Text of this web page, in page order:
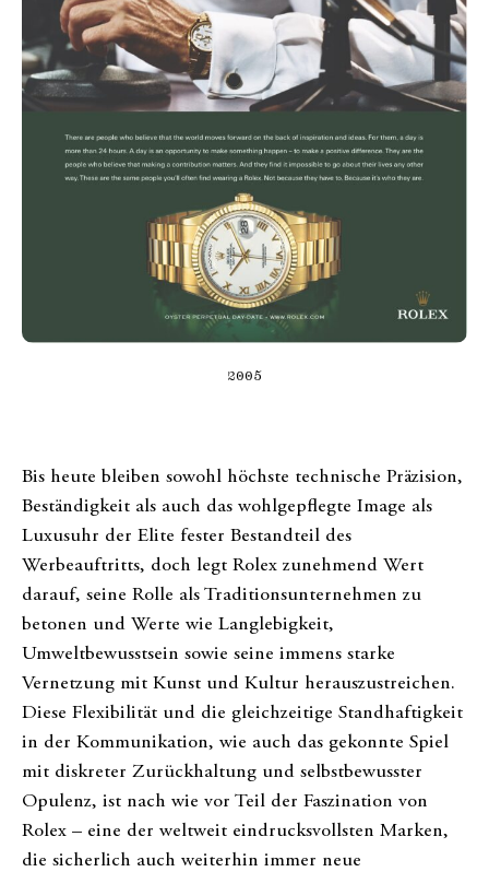
2005
Bis heute bleiben sowohl höchste technische Präzision,
Beständigkeit als auch das wohlgepflegte Image als
Luxusuhr der Elite fester Bestandteil des
Werbeauftritts, doch legt Rolex zunehmend Wert
darauf, seine Rolle als Traditionsunternehmen zu
betonen und Werte wie Langlebigkeit,
Umweltbewusstsein sowie seine immens starke
Vernetzung mit Kunst und Kultur herauszustreichen.
Diese Flexibilität und die gleichzeitige Standhaftigkeit
in der Kommunikation, wie auch das gekonnte Spiel
mit diskreter Zurückhaltung und selbstbewusster
Opulenz, ist nach wie vor Teil der Faszination von
Rolex – eine der weltweit eindrucksvollsten Marken,
die sicherlich auch weiterhin immer neue